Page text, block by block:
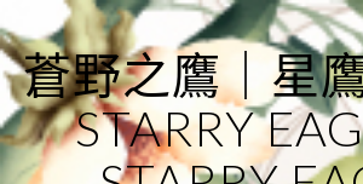
to
content
蒼野之鷹｜星
STARRY